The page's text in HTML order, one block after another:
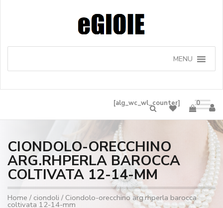
MENU
[alg_wc_wl_counter] 0
CIONDOLO-ORECCHINO
ARG.RHPERLA BAROCCA
COLTIVATA 12-14-MM
Home / ciondoli / Ciondolo-orecchino arg.rhperla barocca
coltivata 12-14-mm